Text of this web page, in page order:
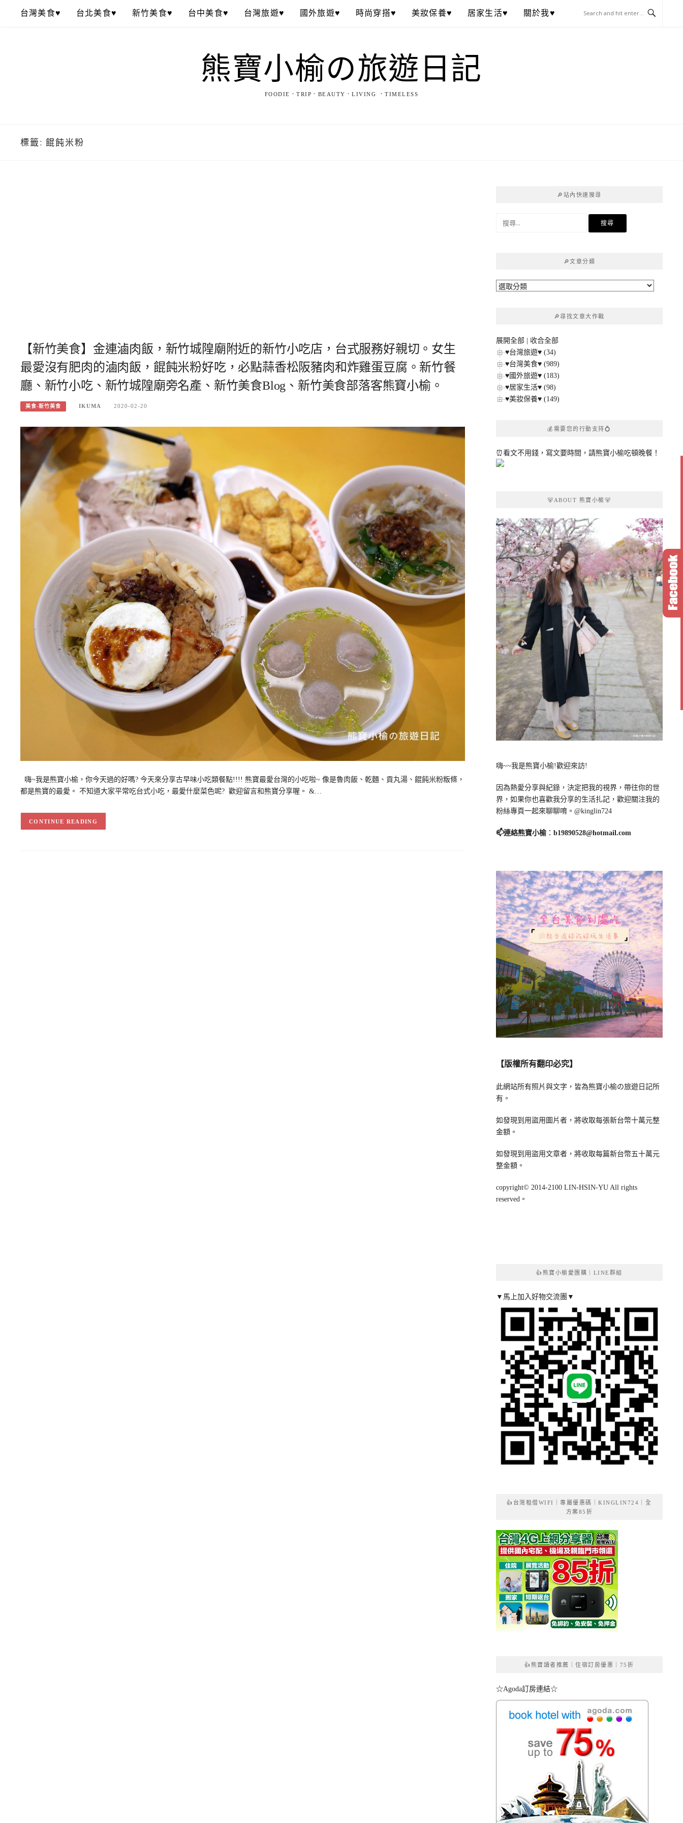
台灣美食♥ 台北美食♥ 新竹美食♥ 台中美食♥ 台灣旅遊♥ 國外旅遊♥ 時尚穿搭♥ 美妝保養♥ 居家生活♥ 關於我♥
熊寶小榆の旅遊日記
FOODIE．TRIP．BEAUTY．LIVING ．TIMELESS
標籤: 餛飩米粉
【新竹美食】金連滷肉飯，新竹城隍廟附近的新竹小吃店，台式服務好親切。女生
最愛沒有肥肉的滷肉飯，餛飩米粉好吃，必點蒜香松阪豬肉和炸雞蛋豆腐。新竹餐
廳、新竹小吃、新竹城隍廟旁名產、新竹美食Blog、新竹美食部落客熊寶小榆。
美食-新竹美食 IKUMA 2020-02-20
嗨~我是熊寶小榆，你今天過的好嗎? 今天來分享古早味小吃類餐點!!!! 熊寶最愛台灣的小吃啦~ 像是魯肉飯、乾麵、貢丸湯、餛飩米粉粄條，
都是熊寶的最愛。 不知道大家平常吃台式小吃，最愛什麼菜色呢? 歡迎留言和熊寶分享喔。 &…
CONTINUE READING
🔎站內快速搜尋
🔎文章分類
🔎
🔎尋找文章大作戰
展開全部
收合全部
♥台灣旅遊♥ (34)
♥台灣美食♥ (989)
♥國外旅遊♥ (183)
♥居家生活♥ (98)
♥美妝保養♥ (149)
💰需要您的行動支持💍
⏰看文不用錢，寫文要時間，請熊寶小榆吃頓晚餐！
🐻ABOUT 熊寶小榆🐻
嗨~~我是熊寶小榆!歡迎來訪!
因為熱愛分享與紀錄，決定把我的視界，帶往你的世
界，如果你也喜歡我分享的生活扎記，歡迎關注我的
粉絲專頁一起來聊聊唷。@kinglin724
📫連絡熊寶小榆： b19890528@hotmail.com
【版權所有翻印必究】
此網站所有照片與文字，皆為熊寶小榆の旅遊日記所
有。
如發現到用盜用圖片者，將收取每張新台幣十萬元整
金額。
如發現到用盜用文章者，將收取每篇新台幣五十萬元
整金額。
copyright© 2014-2100 LIN-HSIN-YU All rights
reserved。
👍熊寶小榆愛團購｜LINE群組
▼馬上加入好物交流團▼
👍台灣租借WIFI｜專屬優惠碼｜KINGLIN724｜全
方案85折
👍熊寶讀者推薦｜住宿訂房優惠｜75折
☆Agoda訂房連結☆